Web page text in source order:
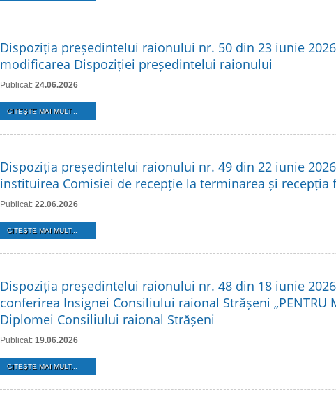
Dispoziția președintelui raionului nr. 50 din 23 iunie
modificarea Dispoziției președintelui raionului
Publicat: 24.06.2026
CITEŞTE MAI MULT...
Dispoziția președintelui raionului nr. 49 din 22 iunie
instituirea Comisiei de recepție la terminarea și recepția
Publicat: 22.06.2026
CITEŞTE MAI MULT...
Dispoziția președintelui raionului nr. 48 din 18 iunie
conferirea Insignei Consiliului raional Strășeni „PENTRU
Diplomei Consiliului raional Strășeni
Publicat: 19.06.2026
CITEŞTE MAI MULT...